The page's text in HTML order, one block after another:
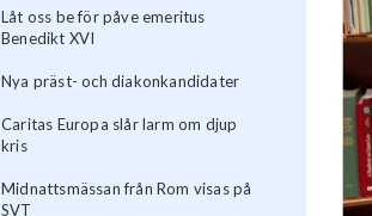
Låt oss be för påve emeritus
Benedikt XVI
Nya präst- och diakonkandidater
Caritas Europa slår larm om djup
kris
Midnattsmässan från Rom visas på
SVT